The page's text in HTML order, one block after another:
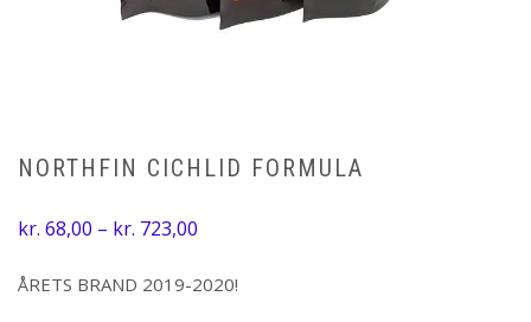
NORTHFIN CICHLID FORMULA
kr. 68,00 – kr. 723,00
til
ÅRETS BRAND 2019-2020!